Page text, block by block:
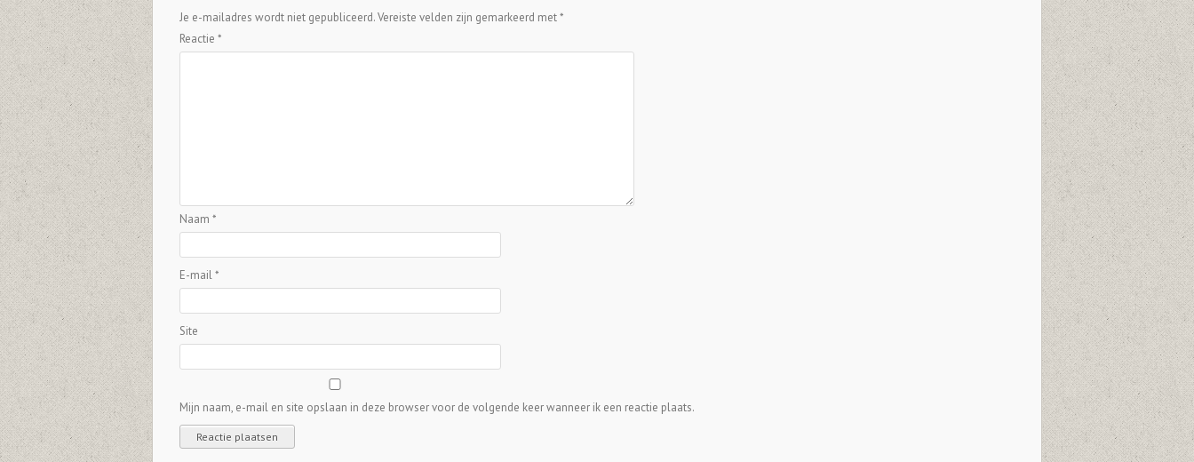
Je e-mailadres wordt niet gepubliceerd.Vereiste velden zijn gemarkeerd met*
Reactie *
Naam *
E-mail*
Site
Mijn naam, e-mail en site opslaan in deze browser voor de volgende keer wanneer ik een reactie plaats.